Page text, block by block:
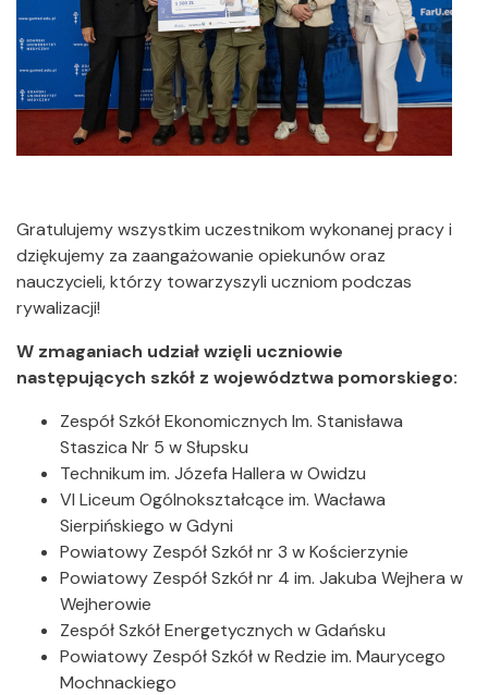
Gratulujemy wszystkim uczestnikom wykonanej pracy i
dziękujemy za zaangażowanie opiekunów oraz
nauczycieli, którzy towarzyszyli uczniom podczas
rywalizacji!
W zmaganiach udział wzięli uczniowie
następujących szkół z województwa pomorskiego:
Zespół Szkół Ekonomicznych Im. Stanisława
Staszica Nr 5 w Słupsku
Technikum im. Józefa Hallera w Owidzu
VI Liceum Ogólnokształcące im. Wacława
Sierpińskiego w Gdyni
Powiatowy Zespół Szkół nr 3 w Kościerzynie
Powiatowy Zespół Szkół nr 4 im. Jakuba Wejhera w
Wejherowie
Zespół Szkół Energetycznych w Gdańsku
Powiatowy Zespół Szkół w Redzie im. Maurycego
Mochnackiego